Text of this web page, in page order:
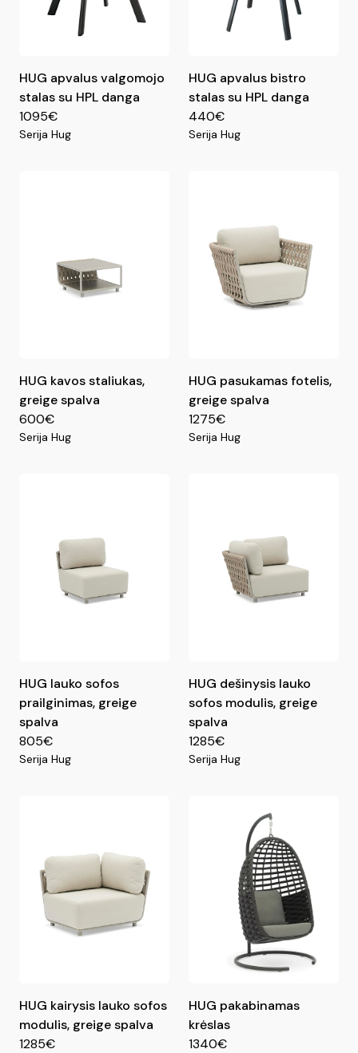
HUG apvalus valgomojo
stalas su HPL danga
1095€
Serija Hug
HUG apvalus bistro
stalas su HPL danga
440€
Serija Hug
HUG kavos staliukas,
greige spalva
600€
Serija Hug
HUG pasukamas fotelis,
greige spalva
1275€
Serija Hug
HUG lauko sofos
prailginimas, greige
spalva
805€
Serija Hug
HUG dešinysis lauko
sofos modulis, greige
spalva
1285€
Serija Hug
HUG kairysis lauko sofos
modulis, greige spalva
1285€
HUG pakabinamas
krėslas
1340€